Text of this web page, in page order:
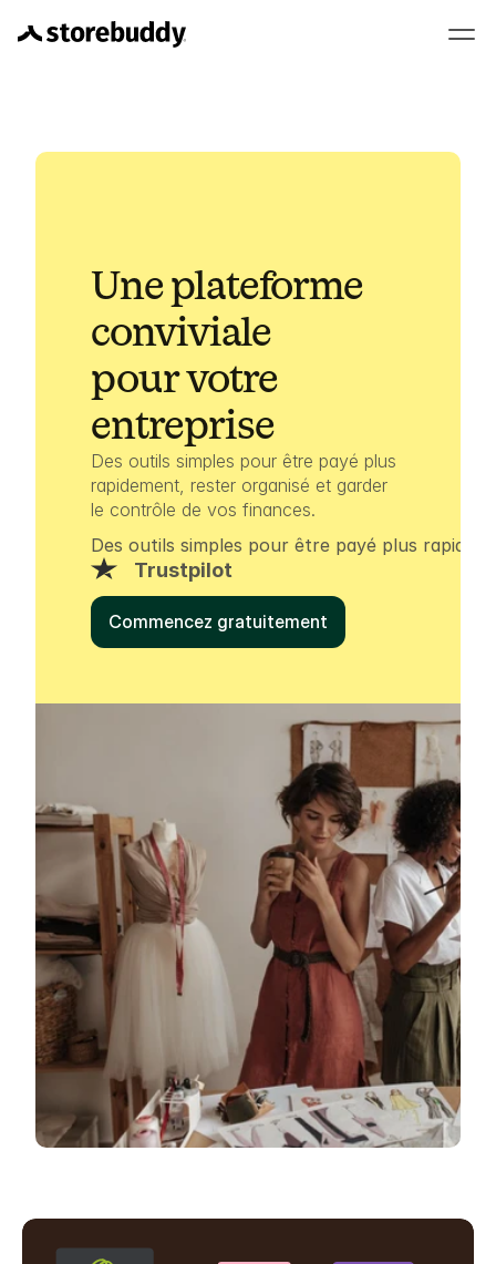
Une plateforme
conviviale
pour votre
entreprise
Des outils simples pour être payé plus
rapidement, rester organisé et garder
le contrôle de vos finances.
Des outils simples pour être payé plus
Trustpilot
Commencez gratuitement